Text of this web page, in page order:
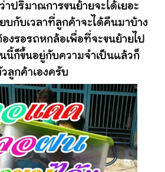
ปริมาณการขนย้ายจะได้เยอะ
บกับเวลาที่ลูกค้าจะได้คืนมาบ้าง
งรอรถหกล้อเพื่อที่จะขนย้ายไป
ก็ขึ้นอยู่กับความจำเป็นแล้วก็
ลูกค้าเองครับ